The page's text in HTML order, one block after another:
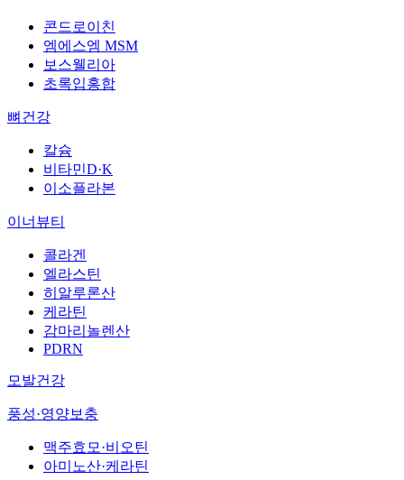
콘드로이친
엠에스엠 MSM
보스웰리아
초록입홍합
뼈건강
칼슘
비타민D·K
이소플라본
이너뷰티
콜라겐
엘라스틴
히알루론산
케라틴
감마리놀렌산
PDRN
모발건강
풍성·영양보충
맥주효모·비오틴
아미노산·케라틴